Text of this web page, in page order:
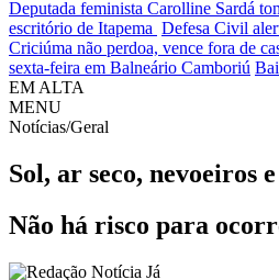
Deputada feminista Carolline Sardá
escritório de Itapema Defesa Civil
Criciúma não perdoa, vence fora de
sexta-feira em Balneário Camboriú
EM ALTA
MENU
Notícias/Geral
Sol, ar seco, nevoeiros
Não há risco para